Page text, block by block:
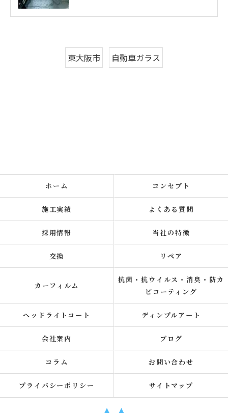
東大阪市 自動車ガラス
ホーム コンセプト
施工実績 よくある質問
採用情報 当社の特徴
交換 リペア
カーフィルム
抗菌・抗ウイルス・消臭・防カ
ビコーティング
ヘッドライトコート ディンプルアート
会社案内 ブログ
コラム お問い合わせ
プライバシーポリシー サイトマップ